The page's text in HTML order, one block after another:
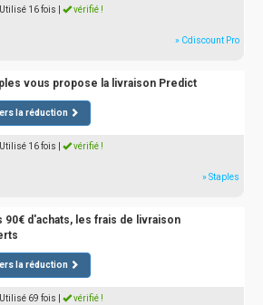
| Utilisé 16 fois vérifié !
» Cdiscount Pro
vous propose la livraison Predict
la réduction
| Utilisé 16 fois vérifié !
» Staples
90€ d'achats, les frais de livraison
la réduction
| Utilisé 69 fois vérifié !